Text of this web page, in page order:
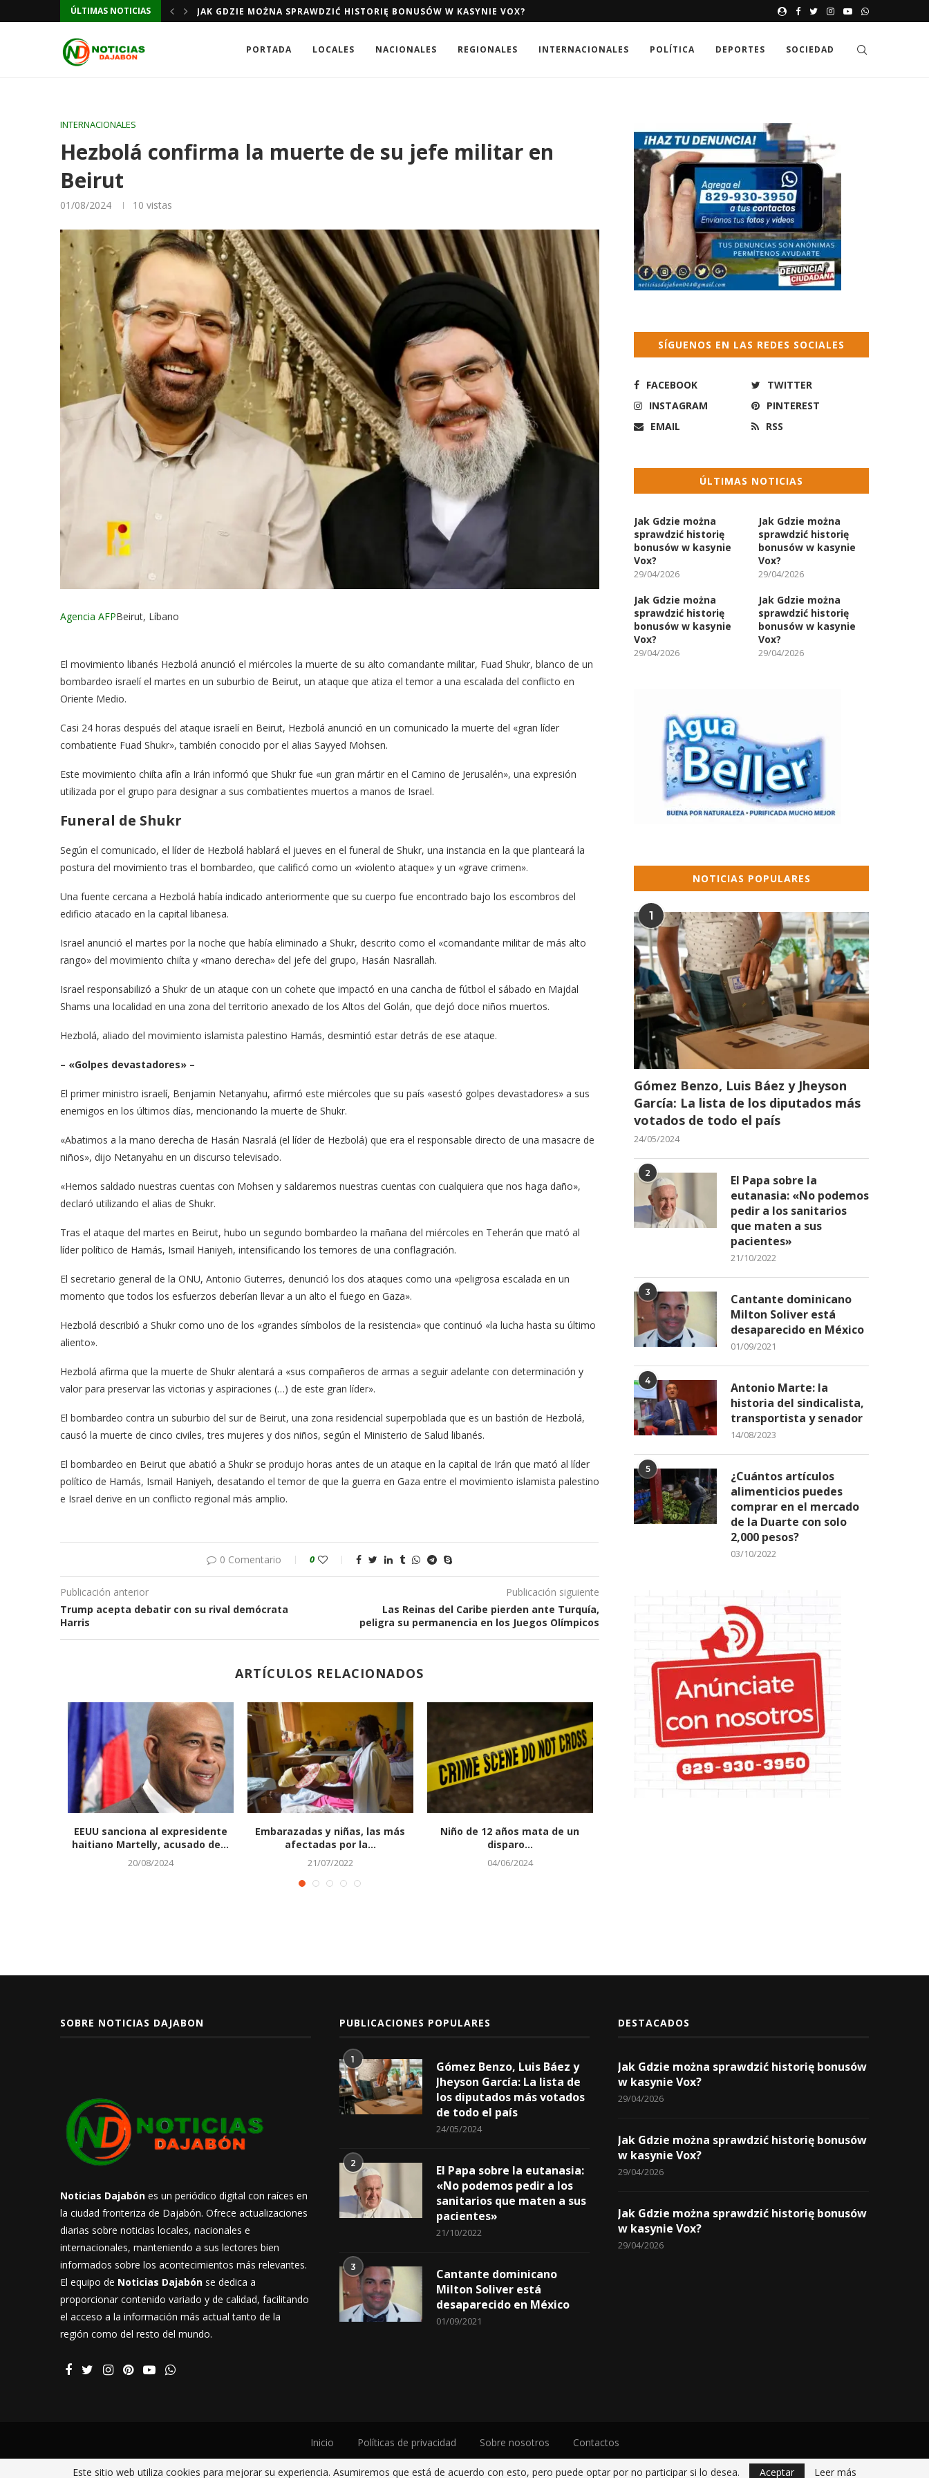
ÚLTIMAS NOTICIAS JAK GDZIE MOŻNA SPRAWDZIĆ HISTORIĘ BONUSÓW W KASYNIE VOX? JAK GDZIE MOŻNA
PORTADA LOCALES NACIONALES REGIONALES INTERNACIONALES POLÍTICA DEPORTES SOCIEDAD
INTERNACIONALES
Hezbolá confirma la muerte de su jefe militar en
Beirut
01/08/2024 10 vistas
Agencia AFPBeirut, Líbano
El movimiento libanés Hezbolá anunció el miércoles la muerte de su alto comandante militar, Fuad Shukr, blanco de un
bombardeo israelí el martes en un suburbio de Beirut, un ataque que atiza el temor a una escalada del conflicto en
Oriente Medio.
Casi 24 horas después del ataque israelí en Beirut, Hezbolá anunció en un comunicado la muerte del «gran líder
combatiente Fuad Shukr», también conocido por el alias Sayyed Mohsen.
Este movimiento chiíta afín a Irán informó que Shukr fue «un gran mártir en el Camino de Jerusalén», una expresión
utilizada por el grupo para designar a sus combatientes muertos a manos de Israel.
Funeral de Shukr
Según el comunicado, el líder de Hezbolá hablará el jueves en el funeral de Shukr, una instancia en la que planteará la
postura del movimiento tras el bombardeo, que calificó como un «violento ataque» y un «grave crimen».
Una fuente cercana a Hezbolá había indicado anteriormente que su cuerpo fue encontrado bajo los escombros del
edificio atacado en la capital libanesa.
Israel anunció el martes por la noche que había eliminado a Shukr, descrito como el «comandante militar de más alto
rango» del movimiento chiíta y «mano derecha» del jefe del grupo, Hasán Nasrallah.
Israel responsabilizó a Shukr de un ataque con un cohete que impactó en una cancha de fútbol el sábado en Majdal
Shams una localidad en una zona del territorio anexado de los Altos del Golán, que dejó doce niños muertos.
Hezbolá, aliado del movimiento islamista palestino Hamás, desmintió estar detrás de ese ataque.
– «Golpes devastadores» –
El primer ministro israelí, Benjamin Netanyahu, afirmó este miércoles que su país «asestó golpes devastadores» a sus
enemigos en los últimos días, mencionando la muerte de Shukr.
«Abatimos a la mano derecha de Hasán Nasralá (el líder de Hezbolá) que era el responsable directo de una masacre de
niños», dijo Netanyahu en un discurso televisado.
«Hemos saldado nuestras cuentas con Mohsen y saldaremos nuestras cuentas con cualquiera que nos haga daño»,
declaró utilizando el alias de Shukr.
Tras el ataque del martes en Beirut, hubo un segundo bombardeo la mañana del miércoles en Teherán que mató al
líder político de Hamás, Ismail Haniyeh, intensificando los temores de una conflagración.
El secretario general de la ONU, Antonio Guterres, denunció los dos ataques como una «peligrosa escalada en un
momento que todos los esfuerzos deberían llevar a un alto el fuego en Gaza».
Hezbolá describió a Shukr como uno de los «grandes símbolos de la resistencia» que continuó «la lucha hasta su último
aliento».
Hezbolá afirma que la muerte de Shukr alentará a «sus compañeros de armas a seguir adelante con determinación y
valor para preservar las victorias y aspiraciones (…) de este gran líder».
El bombardeo contra un suburbio del sur de Beirut, una zona residencial superpoblada que es un bastión de Hezbolá,
causó la muerte de cinco civiles, tres mujeres y dos niños, según el Ministerio de Salud libanés.
El bombardeo en Beirut que abatió a Shukr se produjo horas antes de un ataque en la capital de Irán que mató al líder
político de Hamás, Ismail Haniyeh, desatando el temor de que la guerra en Gaza entre el movimiento islamista palestino
e Israel derive en un conflicto regional más amplio.
0 Comentario 0
Publicación anterior
Trump acepta debatir con su rival demócrata
Harris
Publicación siguiente
Las Reinas del Caribe pierden ante Turquía,
peligra su permanencia en los Juegos Olímpicos
ARTÍCULOS RELACIONADOS
Activistas latinoamericanas
buscan llevar una «ola verde»
del...
FBI recupera documentos
ultrasecretos de casa de Trump
13/08/2022
Llegan a puerto de La Habana
barco y...
12/06/2024
SÍGUENOS EN LAS REDES SOCIALES
FACEBOOK
TWITTER
INSTAGRAM
PINTEREST
EMAIL
RSS
ÚLTIMAS NOTICIAS
Jak Gdzie można
sprawdzić historię
bonusów w kasynie
Vox?
29/04/2026
Jak Gdzie można
sprawdzić historię
bonusów w kasynie
Vox?
29/04/2026
Jak Gdzie można
sprawdzić historię
bonusów w kasynie
Vox?
29/04/2026
Jak Gdzie można
sprawdzić historię
bonusów w kasynie
Vox?
29/04/2026
NOTICIAS POPULARES
1
Gómez Benzo, Luis Báez y Jheyson
García: La lista de los diputados más
votados de todo el país
24/05/2024
2
El Papa sobre la
eutanasia: «No podemos
pedir a los sanitarios
que maten a sus
pacientes»
21/10/2022
3
Cantante dominicano
Milton Soliver está
desaparecido en México
01/09/2021
4
Antonio Marte: la
historia del sindicalista,
transportista y senador
14/08/2023
5
¿Cuántos artículos
alimenticios puedes
comprar en el mercado
de la Duarte con solo
2,000 pesos?
03/10/2022
Noticias Dajabón es un periódico digital con raíces en
la ciudad fronteriza de Dajabón. Ofrece actualizaciones
diarias sobre noticias locales, nacionales e
internacionales, manteniendo a sus lectores bien
informados sobre los acontecimientos más relevantes.
El equipo deNoticias Dajabón se dedica a
proporcionar contenido variado y de calidad, facilitando
el acceso a la información más actual tanto de la
1
Gómez Benzo, Luis Báez y
Jheyson García: La lista de
los diputados más votados
de todo el país
2
El Papa sobre la eutanasia:
«No podemos pedir a los
sanitarios que maten a sus
pacientes»
3
Cantante dominicano
Milton Soliver está
desaparecido en México
Jak Gdzie można sprawdzić historię bonusów
w kasynie Vox?
Jak Gdzie można sprawdzić historię bonusów
w kasynie Vox?
Jak Gdzie można sprawdzić historię bonusów
w kasynie Vox?
Este sitio web utiliza cookies para mejorar su experiencia. Asumiremos que está de acuerdo con esto, pero puede optar por no participar si lo desea. Aceptar Leer más